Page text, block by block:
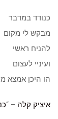
כנודד במדבר
מבקש לי מקום
להניח ראשי
ועיניי לעצום
הו היכן אמצא
איציק קלה – “